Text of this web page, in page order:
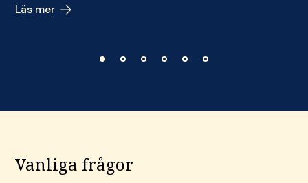
Läs mer
1 2 3 4 5 6
Vanliga frågor